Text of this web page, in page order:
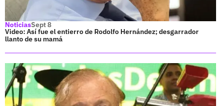
NoticiasSept 8
Video: Así fue el entierro de Rodolfo Hernández; desgarrador
llanto de su mamá